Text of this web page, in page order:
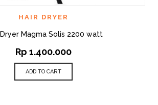
HAIR DRYER
Magma Solis 2200 watt
Rp 1.400.000
ADD TO CART